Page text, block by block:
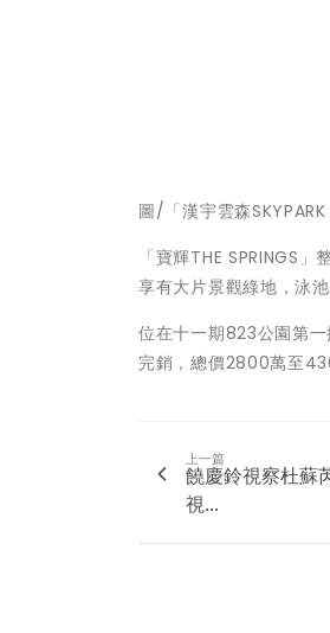
圖/「漢宇雲森
「寶輝THE SPRINGS
享有大片景觀綠地，泳
位在十一期823公園第
完銷，總價2800萬至
上一篇
饒慶鈴視察杜蘇
視...